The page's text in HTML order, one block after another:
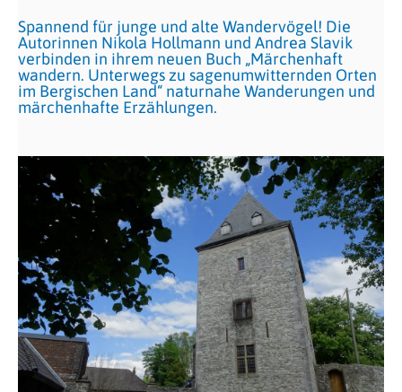
Spannend für junge und alte Wandervögel! Die
Autorinnen Nikola Hollmann und Andrea Slavik
verbinden in ihrem neuen Buch „Märchenhaft
wandern. Unterwegs zu sagenumwitternden Orten
im Bergischen Land“ naturnahe Wanderungen und
märchenhafte Erzählungen.